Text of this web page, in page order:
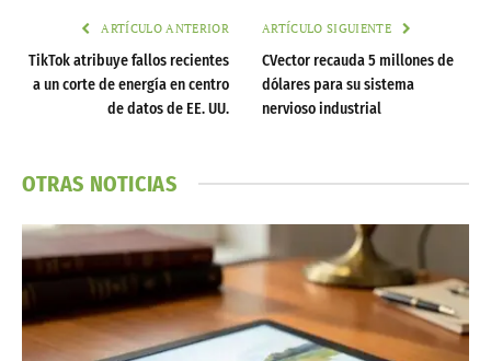
ARTÍCULO ANTERIOR
TikTok atribuye fallos recientes
a un corte de energía en centro
de datos de EE. UU.
ARTÍCULO SIGUIENTE
CVector recauda 5 millones de
dólares para su sistema
nervioso industrial
OTRAS NOTICIAS